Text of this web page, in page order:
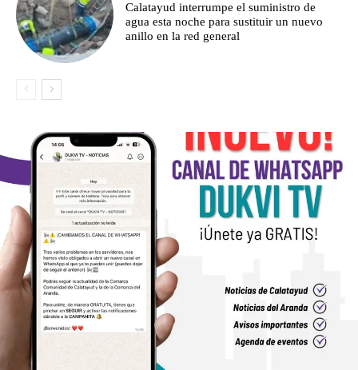
Calatayud interrumpe el suministro de
agua esta noche para sustituir un nuevo
anillo en la red general